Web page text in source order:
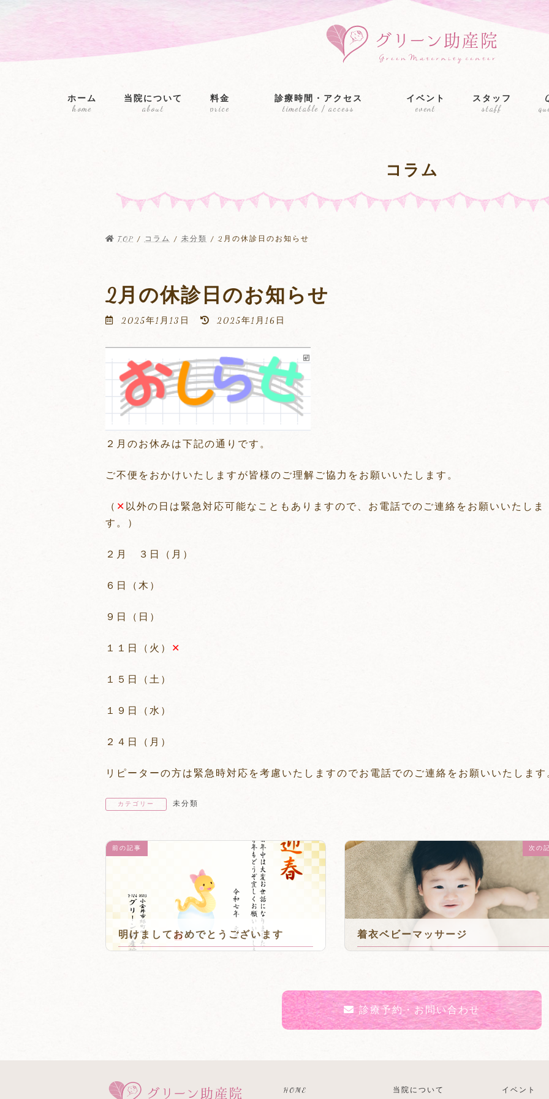
ツ
シ
ホーム
home
当院について
about
料金
price
診療時間・アクセス
timetable / access
イベント
event
スタッフ
staff
コラム
TOP コラム 未分類 2月の休診日のお知らせ
2月の休診日のお知らせ
2025年1月13日
最
更
新
日
時
:
2025年1月16日
２月のお休みは下記の通りです。
ご不便をおかけいたしますが皆様のご理解ご協力をお願いいたします。
（ ✕ 以外の日は緊急対応可能なこともありますので、お電話でのご連絡をお願いいたしま
す。）
２月 ３日（月）
６日（木）
９日（日）
１１日（火） ✕
１５日（土）
１９日（水）
２４日（月）
リピーターの方は緊急時対応を考慮いたしますのでお電話でのご連絡をお願いいたします
カテゴリー 未分類
前の記事
明けましておめでとうございます
次の
着衣ベビーマッサージ
診療予約・お問い合わせ
HOME 当院について イベント